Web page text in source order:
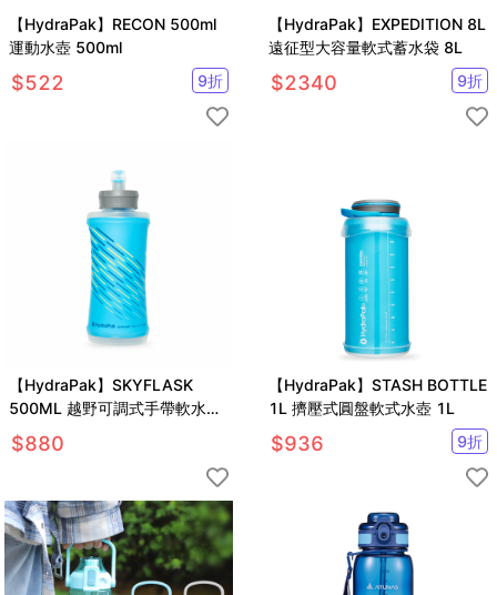
【HydraPak】RECON 500ml
運動水壺 500ml
$522 9折
【HydraPak】EXPEDITION 8L
遠征型大容量軟式蓄水袋 8L
$2340 9折
【HydraPak】SKYFLASK
500ML 越野可調式手帶軟水瓶
500ML
$880
【HydraPak】STASH BOTTLE
1L 擠壓式圓盤軟式水壺 1L
$936 9折